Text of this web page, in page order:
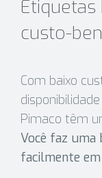
custo-
Com baixo
Pimaco têm
Você faz uma
facilmente